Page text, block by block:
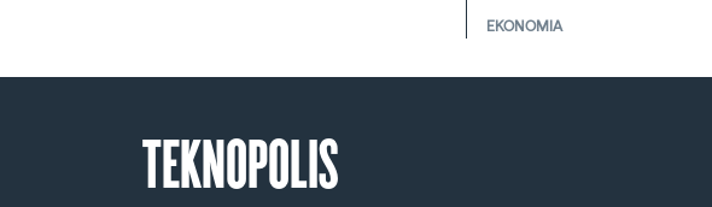
EKONOMIA
TEKNOPOLIS